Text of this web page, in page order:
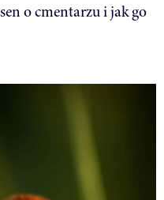
o cmentarzu i jak go